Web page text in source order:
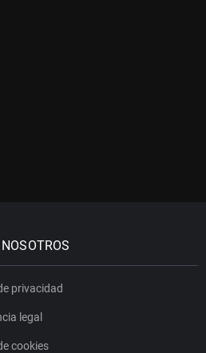
privacidad
legal
cookies